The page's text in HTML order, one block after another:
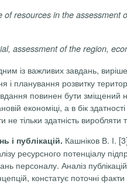
of resources in the
assessment of the region,
із важливих завдань,
і планування розвитку
повинен бути зміщений
економіці, а в бік
тільки здатність
і публікацій. Кашніков В. І.
ресурсного потенціалу
персоналу. Аналіз
констатує поточні